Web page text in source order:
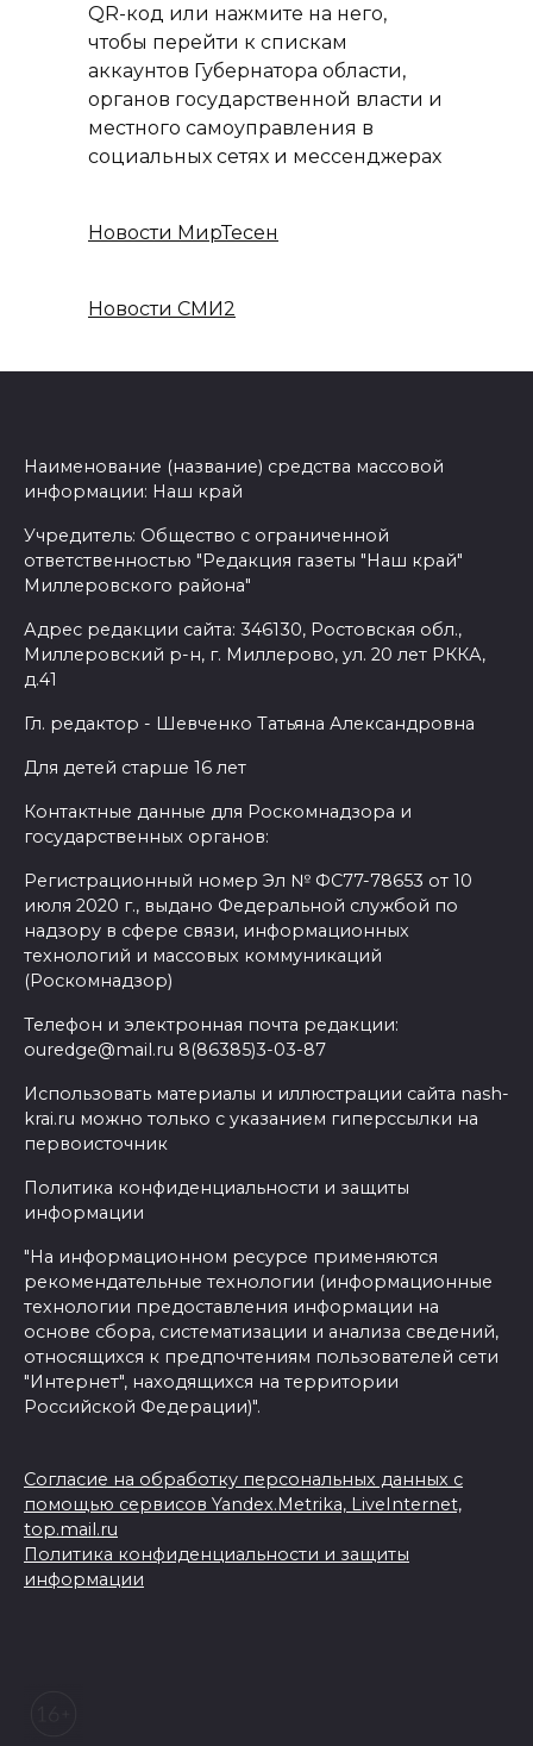
QR-код или нажмите на него,
чтобы перейти к спискам
аккаунтов Губернатора области,
органов государственной власти и
местного самоуправления в
социальных сетях и мессенджерах
Новости МирТесен
Новости СМИ2
Наименование (название) средства массовой
информации: Наш край
Учредитель: Общество с ограниченной
ответственностью "Редакция газеты "Наш край"
Миллеровского района"
Адрес редакции сайта: 346130, Ростовская обл.,
Миллеровский р-н, г. Миллерово, ул. 20 лет РККА,
д.41
Гл. редактор - Шевченко Татьяна Александровна
Для детей старше 16 лет
Контактные данные для Роскомнадзора и
государственных органов:
Регистрационный номер Эл № ФС77-78653 от 10
июля 2020 г., выдано Федеральной службой по
надзору в сфере связи, информационных
технологий и массовых коммуникаций
(Роскомнадзор)
Телефон и электронная почта редакции:
ouredge@mail.ru 8(86385)3-03-87
Использовать материалы и иллюстрации сайта nash-
krai.ru можно только с указанием гиперссылки на
первоисточник
Политика конфиденциальности и защиты
информации
"На информационном ресурсе применяются
рекомендательные технологии (информационные
технологии предоставления информации на
основе сбора, систематизации и анализа сведений,
относящихся к предпочтениям пользователей сети
"Интернет", находящихся на территории
Российской Федерации)".
Согласие на обработку персональных данных с
помощью сервисов Yandex.Metrika, LiveInternet,
top.mail.ru
Политика конфиденциальности и защиты
информации